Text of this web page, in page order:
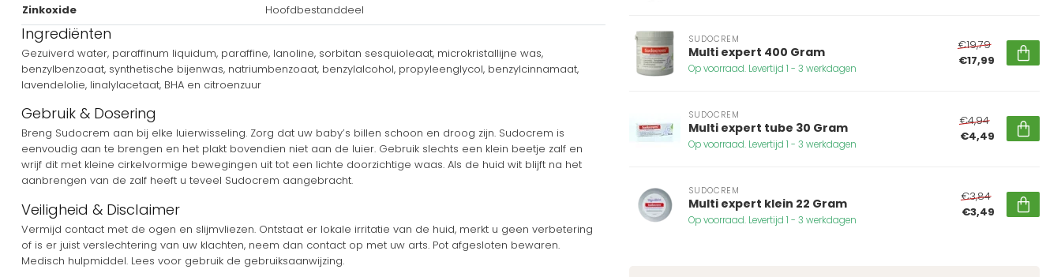
Zinkoxide
Hoofdbestanddeel
Ingrediënten
Gezuiverd water, paraffinum liquidum, paraffine, lanoline, sorbitan sesquioleaat, microkristallijne was,
benzylbenzoaat, synthetische bijenwas, natriumbenzoaat, benzylalcohol, propyleenglycol, benzylcinnamaat,
lavendelolie, linalylacetaat, BHA en citroenzuur
Gebruik & Dosering
Breng Sudocrem aan bij elke luierwisseling. Zorg dat uw baby’s billen schoon en droog zijn. Sudocrem is
eenvoudig aan te brengen en het plakt bovendien niet aan de luier. Gebruik slechts een klein beetje zalf en
wrijf dit met kleine cirkelvormige bewegingen uit tot een lichte doorzichtige waas. Als de huid wit blijft na het
aanbrengen van de zalf heeft u teveel Sudocrem aangebracht.
Veiligheid & Disclaimer
Vermijd contact met de ogen en slijmvliezen. Ontstaat er lokale irritatie van de huid, merkt u geen verbetering
of is er juist verslechtering van uw klachten, neem dan contact op met uw arts. Pot afgesloten bewaren.
Medisch hulpmiddel. Lees voor gebruik de gebruiksaanwijzing.
SUDOCREM
Multi expert 400 Gram
Op voorraad. Levertijd 1 - 3 werkdagen
€19,79
€17,99
SUDOCREM
Multi expert tube 30 Gram
Op voorraad. Levertijd 1 - 3 werkdagen
€4,94
€4,49
SUDOCREM
Multi expert klein 22 Gram
Op voorraad. Levertijd 1 - 3 werkdagen
€3,84
€3,49